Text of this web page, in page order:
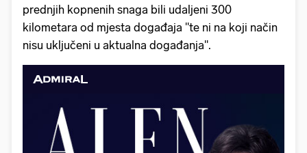
prednjih kopnenih snaga bili udaljeni 300
kilometara od mjesta događaja "te ni na koji način
nisu uključeni u aktualna događanja".